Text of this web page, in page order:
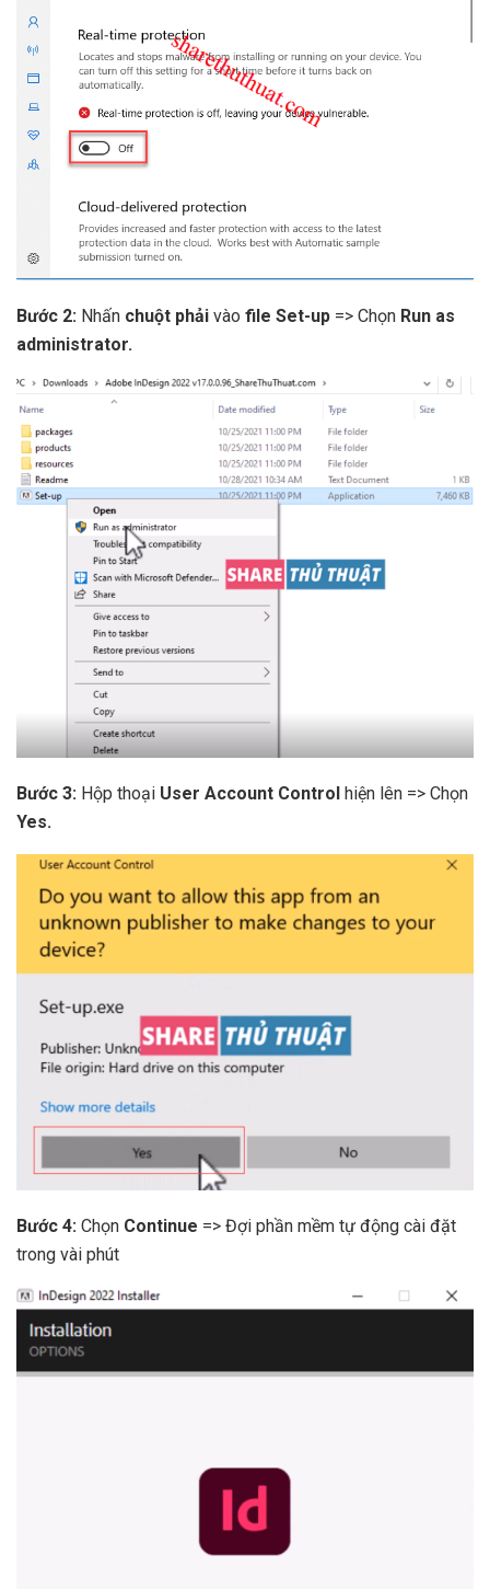
Bước 2: Nhấn chuột phải vào file Set-up => Chọn Run as
administrator.
Bước 3: Hộp thoại User Account Control hiện lên => Chọn
Yes.
Bước 4: Chọn Continue => Đợi phần mềm tự động cài đặt
trong vài phút